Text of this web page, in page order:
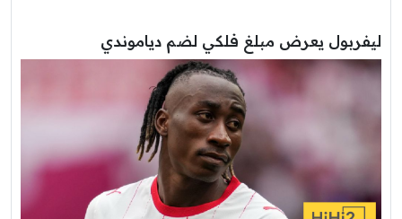
ليفربول يعرض مبلغ فلكي لضم دياموندي